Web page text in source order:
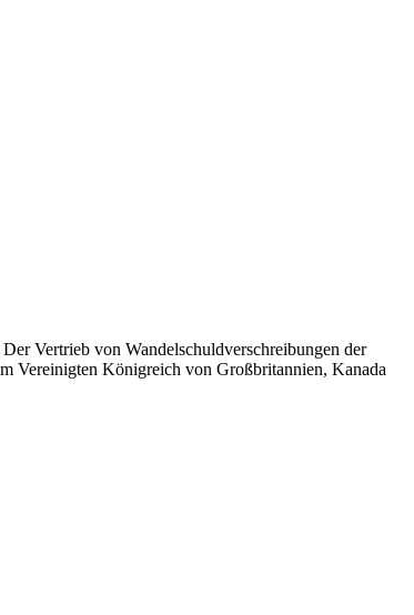
Vertrieb von Wandelschuldverschreibungen der
Vereinigten Königreich von Großbritannien, Kanada